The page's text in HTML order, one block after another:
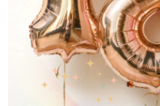
Выпускной
HOT
Календарь
КОМУ